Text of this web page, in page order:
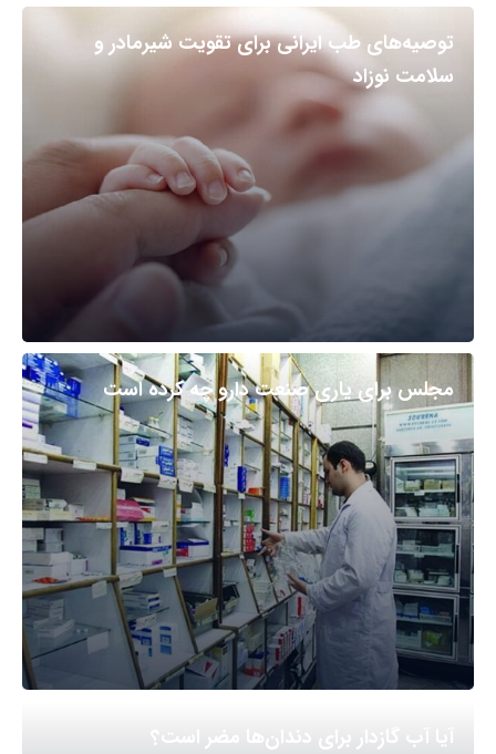
توصیه‌های طب ایرانی برای تقویت شیرمادر و
سلامت نوزاد
مجلس برای یاری صنعت دارو چه کرده است
آیا آب گازدار برای دندان‌ها مضر است؟